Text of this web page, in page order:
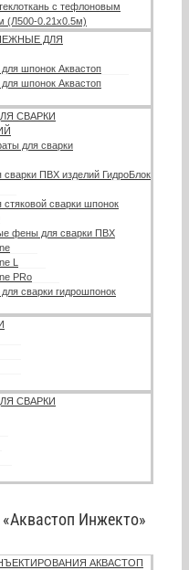
с тефлоновым
(Л500-0.21х0.5м)
ДЛЯ
шпонок Аквастоп
шпонок Аквастоп
СВАРКИ
для сварки
сварки ПВХ изделий ГидроБлок
стяковой сварки шпонок
фены для сварки ПВХ
L
PRo
сварки гидрошпонок
СВАРКИ
Инжекто»
АКВАСТОП